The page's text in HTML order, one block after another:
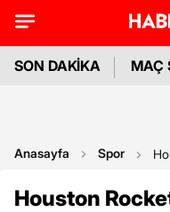
SON DAKİKA MAÇ
Anasayfa Spor
Houston